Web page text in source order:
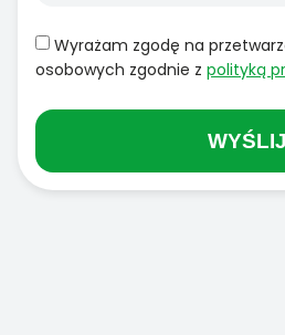
Wyrażam zgodę na
osobowych zgodnie z polityką
WYŚLIJ